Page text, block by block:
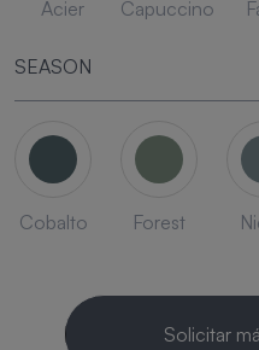
Acier Capuccino
SEASON
Cobalto Forest
Solicitar